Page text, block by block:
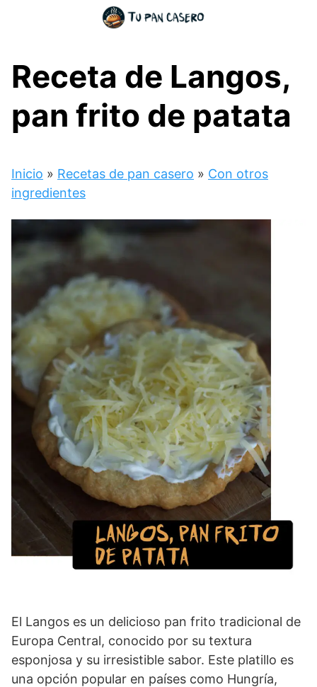
Receta de Langos,
pan frito de patata
Inicio » Recetas de pan casero » Con otros
ingredientes
El Langos es un delicioso pan frito tradicional de
Europa Central, conocido por su textura
esponjosa y su irresistible sabor. Este platillo es
una opción popular en países como Hungría,